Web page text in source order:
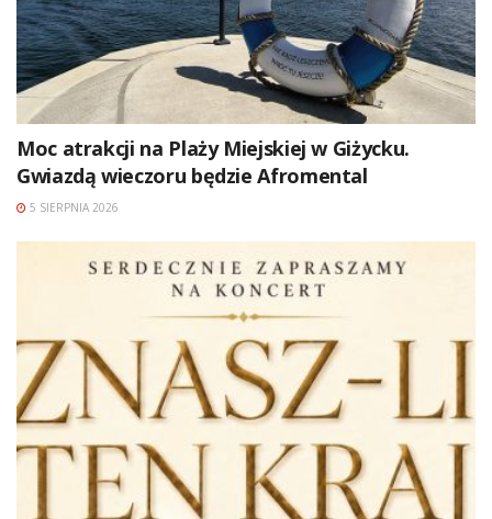
Moc atrakcji na Plaży Miejskiej w Giżycku.
Gwiazdą wieczoru będzie Afromental
5 SIERPNIA 2026